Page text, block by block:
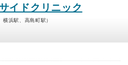
イドクリニック
浜駅、高島町駅）